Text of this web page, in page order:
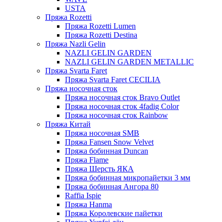
USTA
Пряжа Rozetti
Пряжа Rozetti Lumen
Пряжа Rozetti Destina
Пряжа Nazli Gelin
NAZLI GELIN GARDEN
NAZLI GELIN GARDEN METALLIC
Пряжа Svarta Faret
Пряжа Svarta Faret CECILIA
Пряжа носочная сток
Пряжа носочная сток Bravo Outlet
Пряжа носочная сток 4fadig Color
Пряжа носочная сток Rainbow
Пряжа Китай
Пряжа носочная SMB
Пряжа Fansen Snow Velvet
Пряжа бобинная Duncan
Пряжа Flame
Пряжа Шерсть ЯКА
Пряжа бобинная микропайетки 3 мм
Пряжа бобинная Ангора 80
Raffia Ispie
Пряжа Hanma
Пряжа Королевские пайетки